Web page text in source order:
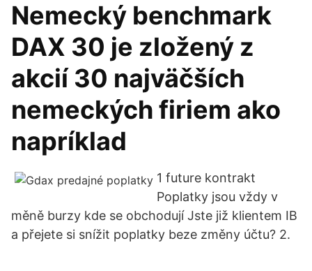
Nemecký benchmark
DAX 30 je zložený z
akcií 30 najväčších
nemeckých firiem ako
napríklad
1 future kontrakt
Poplatky jsou vždy v
měně burzy kde se obchodují Jste již klientem IB
a přejete si snížit poplatky beze změny účtu? 2.